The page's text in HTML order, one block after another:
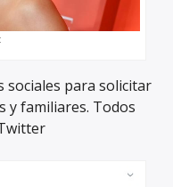
sociales para solicitar
y familiares. Todos